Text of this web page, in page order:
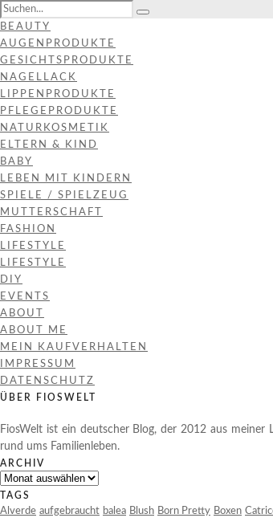
BEAUTY
AUGENPRODUKTE
GESICHTSPRODUKTE
NAGELLACK
LIPPENPRODUKTE
PFLEGEPRODUKTE
NATURKOSMETIK
ELTERN & KIND
BABY
LEBEN MIT KINDERN
SPIELE / SPIELZEUG
MUTTERSCHAFT
FASHION
LIFESTYLE
LIFESTYLE
DIY
EVENTS
ABOUT
ABOUT ME
MEIN KAUFVERHALTEN
IMPRESSUM
DATENSCHUTZ
ÜBER FIOSWELT
FiosWelt ist ein deutscher Blog, der 2012 aus
rund ums Familienleben.
ARCHIV
Archiv
TAGS
Alverde aufgebraucht balea Blush Born Pretty Boxen